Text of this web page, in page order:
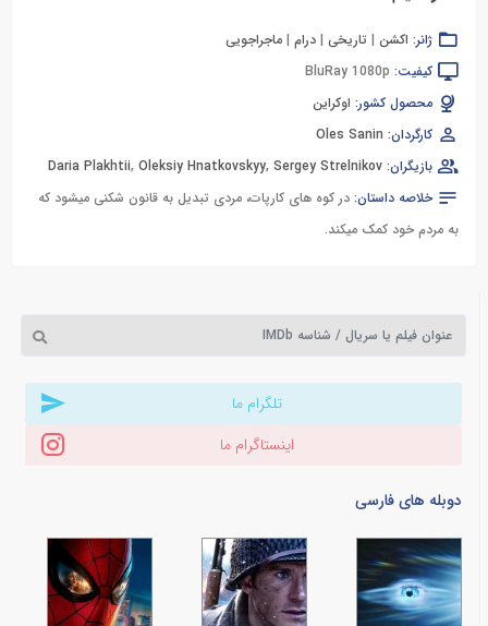
ژانر: اکشن | تاریخی | درام | ماجراجویی
کیفیت: BluRay 1080p
محصول کشور: اوکراین
کارگردان: Oles Sanin
بازیگران:
Daria Plakhtii, Oleksiy Hnatkovskyy, Sergey Strelnikov
خلاصه داستان: در کوه های کارپات، مردی تبدیل به قانون شکنی میشود که
به مردم خود کمک میکند.
تلگرام ما
اینستاگرام ما
دوبله های فارسی